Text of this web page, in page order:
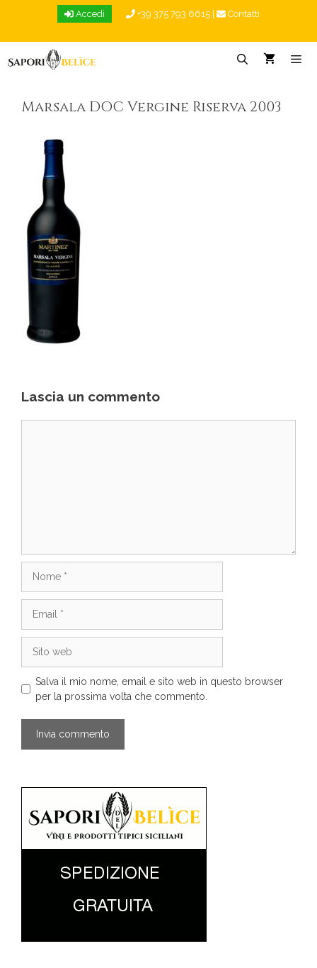
Accedi +39 375 793 6615 Contatti
Marsala DOC Vergine Riserva 2003
Lascia un commento
web
Salva il mio nome, email e sito web in questo browser
per la prossima volta che commento.